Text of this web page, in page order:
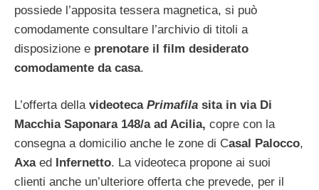
possiede l’apposita tessera magnetica, si può
comodamente consultare l’archivio di titoli a
disposizione e prenotare il film desiderato
comodamente da casa.
L’offerta della videoteca Primafila sita in via Di
Macchia Saponara 148/a ad Acilia, copre con la
consegna a domicilio anche le zone di Casal Palocco,
Axaed Infernetto. La videoteca propone ai suoi
clienti anche un’ulteriore offerta che prevede, per il